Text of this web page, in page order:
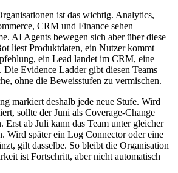
ist das wichtig. Analytics,
CRM und Finance sehen
AI Agents bewegen sich aber über diese
liest Produktdaten, ein Nutzer kommt
ein Lead landet im CRM, eine
Die Evidence Ladder gibt diesen Teams
ohne die Beweisstufen zu vermischen.
markiert deshalb jede neue Stufe. Wird
sollte der Juni als Coverage-Change
Erst ab Juli kann das Team unter gleicher
Wird später ein Log Connector oder eine
gilt dasselbe. So bleibt die Organisation
ist Fortschritt, aber nicht automatisch